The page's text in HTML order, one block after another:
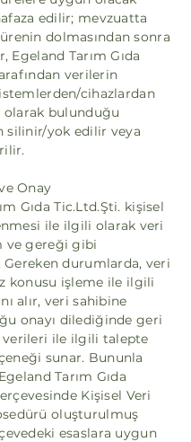
edilir; mevzuatta
dolmasından sonra
Egeland Tarım Gıda
verilerin
cihazlardan
olarak bulunduğu
silinir/yok edilir veya
Onay
Gıda Tic.Ltd.Şti. kişisel
ile ilgili olarak veri
ve gereği gibi
durumlarda, veri
konusu işleme ile ilgili
alır, veri sahibine
onayı dilediğinde geri
verileri ile ilgili talepte
sunar. Bununla
Tarım Gıda
Kişisel Veri
oluşturulmuş
esaslara uygun